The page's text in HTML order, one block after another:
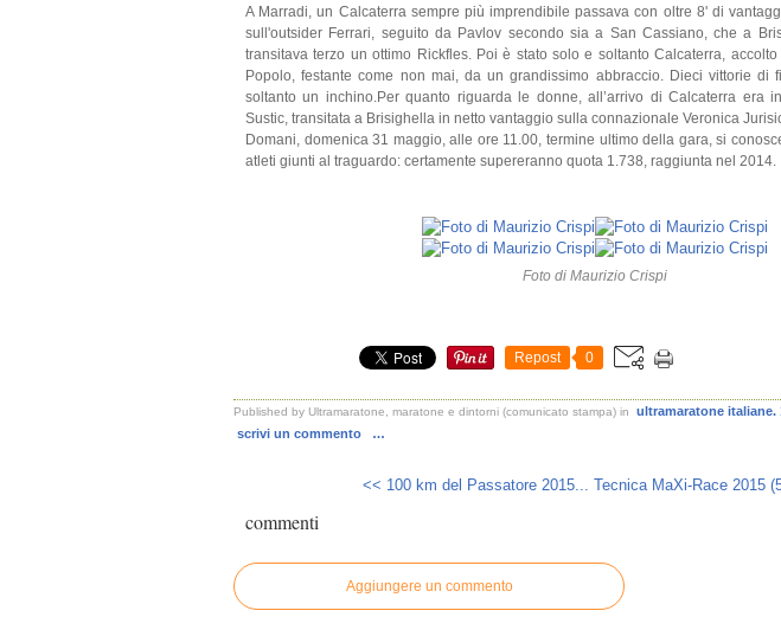
A Marradi, un Calcaterra sempre più imprendibile passava con oltre 8' di
sull'outsider Ferrari, seguito da Pavlov secondo sia a San Cassiano, che a
transitava terzo un ottimo Rickfles. Poi è stato solo e soltanto Calcaterra,
Popolo, festante come non mai, da un grandissimo abbraccio. Dieci vittorie di
soltanto un inchino.Per quanto riguarda le donne, all’arrivo di Calcaterra era
Sustic, transitata a Brisighella in netto vantaggio sulla connazionale Veronica
Domani, domenica 31 maggio, alle ore 11.00, termine ultimo della gara, si
atleti giunti al traguardo: certamente supereranno quota 1.738, raggiunta nel 2014.
Foto di Maurizio Crispi
Repost 0
Published by Ultramaratone, maratone e dintorni (comunicato stampa) in
ultramaratone italiane.
scrivi un commento
…
<< 100 km del Passatore 2015... Tecnica MaXi-Race 2015
commenti
Aggiungere un commento